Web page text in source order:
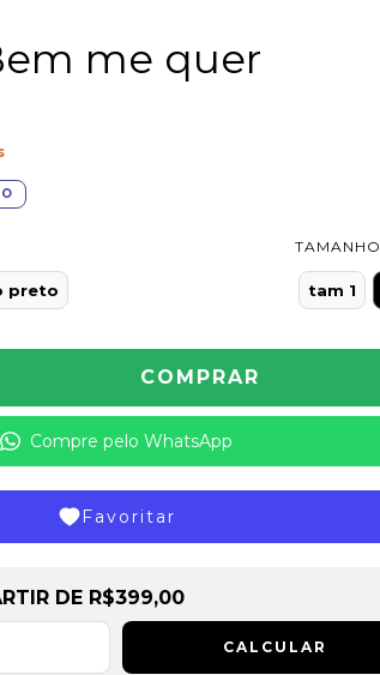
me quer
preto
TAMANHO
tam 1
Compre pelo WhatsApp
Favoritar
deR$399,00
DE R$399,00
CALCULAR